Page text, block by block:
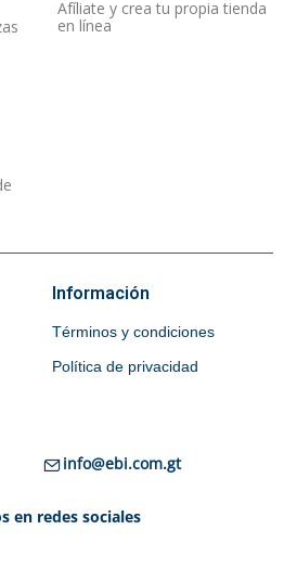
Afíliate y crea tu propia tienda
en línea
Información
Términos y condiciones
Política de privacidad
info@ebi.com.gt
en redes sociales